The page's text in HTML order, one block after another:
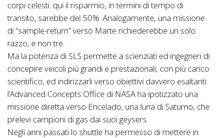
corpi celesti: qui il risparmio, in termini di tempo di
transito, sarebbe del 50%. Analogamente, una missione
di “sample-return” verso Marte richiederebbe un solo
razzo, e non tre.
Ma la potenza di SLS permette a scienziati ed ingegneri di
concepire veicoli più grandi e prestazionali, con più carico
scientifico, ed indirizzarli verso obiettivi davvero esaltanti:
l’Advanced Concepts Office di NASA ha ipotizzato una
missione diretta verso Encelado, una luna di Saturno, che
prelevi campioni di gas dai suoi geysers.
Negli anni passati lo shuttle ha permesso di mettere in